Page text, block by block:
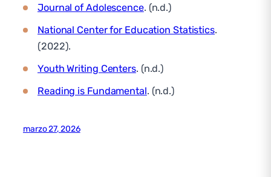
Journal of Adolescence. (n.d.)
National Center for Education Statistics.
(2022).
Youth Writing Centers. (n.d.)
Reading is Fundamental. (n.d.)
marzo 27, 2026